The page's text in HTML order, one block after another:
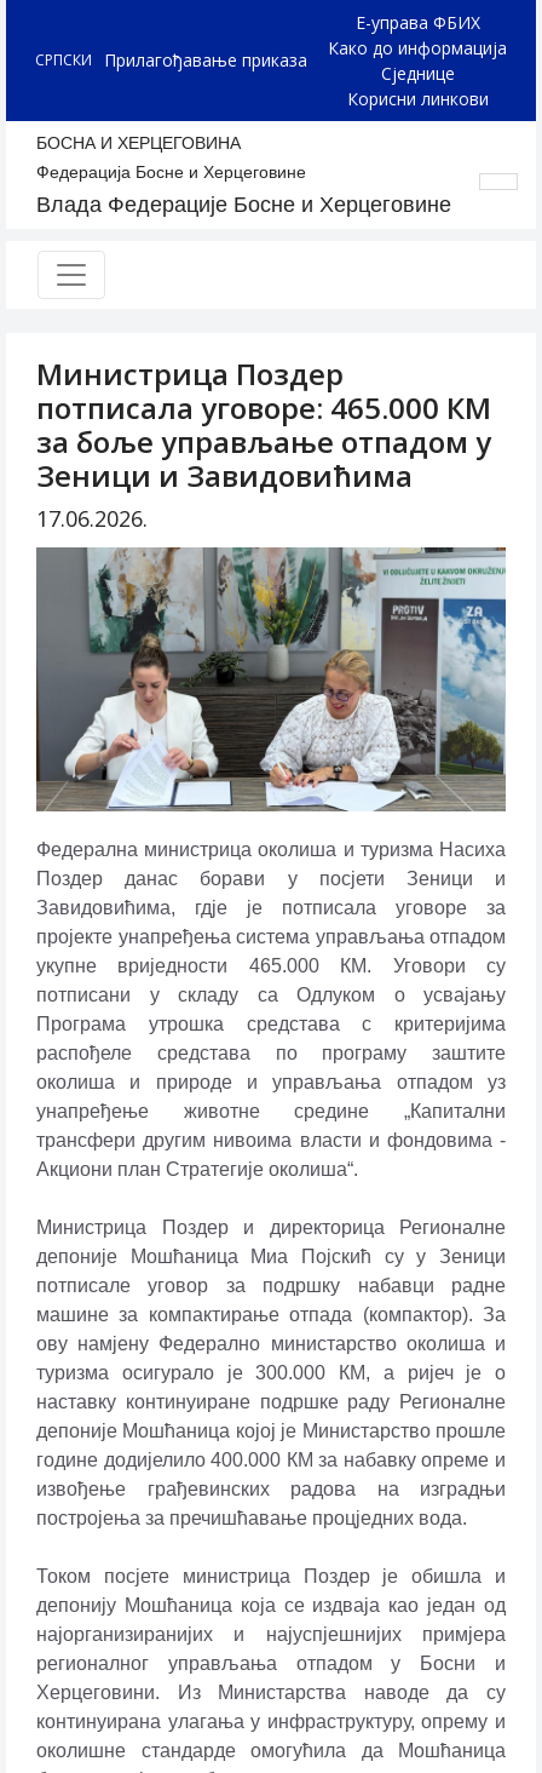
СРПСКИ Прилагођавање приказа
Е-управа ФБИХ
Како до информација
Сједнице
Корисни линкови
БОСНА И ХЕРЦЕГОВИНА
Федерација Босне и Херцеговине
Влада Федерације Босне и Херцеговине
Министрица Поздер
потписала уговоре: 465.000 КМ
за боље управљање отпадом у
Зеници и Завидовићима
17.06.2026.
Федерална министрица околиша и туризма Насиха
Поздер данас борави у посјети Зеници и
Завидовићима, гд‌је је потписала уговоре за
пројекте унапређења система управљања отпадом
укупне вриједности 465.000 КМ. Уговори су
потписани у складу са Одлуком о усвајању
Програма утрошка средстава с критеријима
распођеле средстава по програму заштите
околиша и природе и управљања отпадом уз
унапређење животне средине „Капитални
трансфери другим нивоима власти и фондовима -
Акциони план Стратегије околиша“.
Министрица Поздер и директорица Регионалне
депоније Мошћаница Миа Појскић су у Зеници
потписале уговор за подршку набавци радне
машине за компактирање отпада (компактор). За
ову намјену Федерално министарство околиша и
туризма осигурало је 300.000 КМ, а ријеч је о
наставку континуиране подршке раду Регионалне
депоније Мошћаница којој је Министарство прошле
године додијелило 400.000 КМ за набавку опреме и
извођење грађевинских радова на изградњи
постројења за пречишћавање процједних вода.
Током посјете министрица Поздер је обишла и
депонију Мошћаница која се издваја као један од
најорганизиранијих и најуспјешнијих примјера
регионалног управљања отпадом у Босни и
Херцеговини. Из Министарства наводе да су
континуирана улагања у инфраструктуру, опрему и
околишне стандарде омогућила да Мошћаница